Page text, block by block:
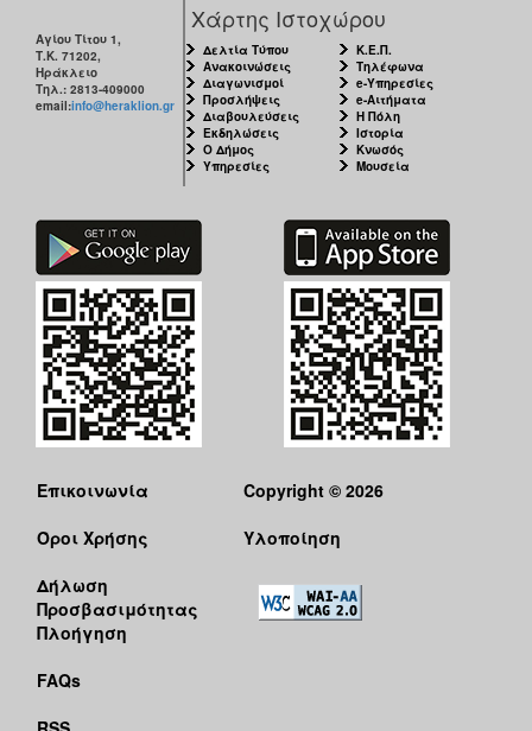
ΤΟΠΟΣ
ΜΑΣ
ΑΝΘΕΚΤΙΚΗ
ΠΟΛΗ
Αγίου Τίτου 1,
Τ.Κ. 71202,
Ηράκλειο
Τηλ.: 2813-409000
email:info@heraklion.gr
Χάρτης Ιστοχώρου
Δελτία Τύπου
Ανακοινώσεις
Διαγωνισμοί
Προσλήψεις
Διαβουλεύσεις
Εκδηλώσεις
Ο Δήμος
Υπηρεσίες
Κ.Ε.Π.
Τηλέφωνα
e-Υπηρεσίες
e-Αιτήματα
Η Πόλη
Ιστορία
Κνωσός
Μουσεία
Επικοινωνία
Όροι Χρήσης
Δήλωση
Προσβασιμότητας
Πλοήγηση
FAQs
Copyright © 2026
Υλοποίηση